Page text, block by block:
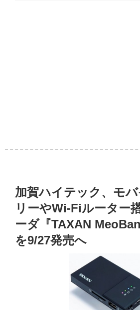
加賀ハイテック、モ
リーやWi-Fiルーター
ーダ『TAXAN
を9/27発売へ